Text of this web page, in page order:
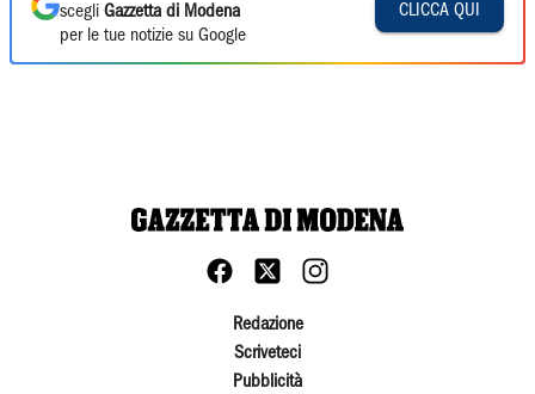
scegli Gazzetta di Modena
per le tue notizie su Google
CLICCA QUI
Redazione
Scriveteci
Pubblicità